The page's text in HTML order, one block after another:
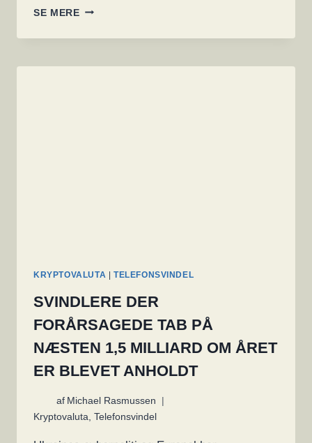
SE MEREBTC.COM
KRYPTOVALUTA
3
KRYPTOVALUTA TELEFONSVINDEL
SVINDLERE DER
FORÅRSAGEDE TAB PÅ
NÆSTEN 1,5 MILLIARD OM ÅRET
ER BLEVET ANHOLDT
af Michael Rasmussen
Kryptovaluta Telefonsvindel